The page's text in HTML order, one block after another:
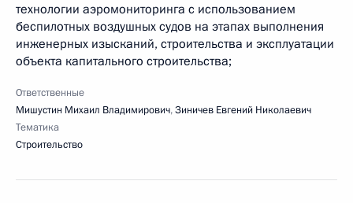
технологии аэромониторинга с использованием
беспилотных воздушных судов на этапах выполнения
инженерных изысканий, строительства и эксплуатации
объекта капитального строительства;
Ответственные
Мишустин Михаил Владимирович,Зиничев Евгений Николаевич
Тематика
Строительство